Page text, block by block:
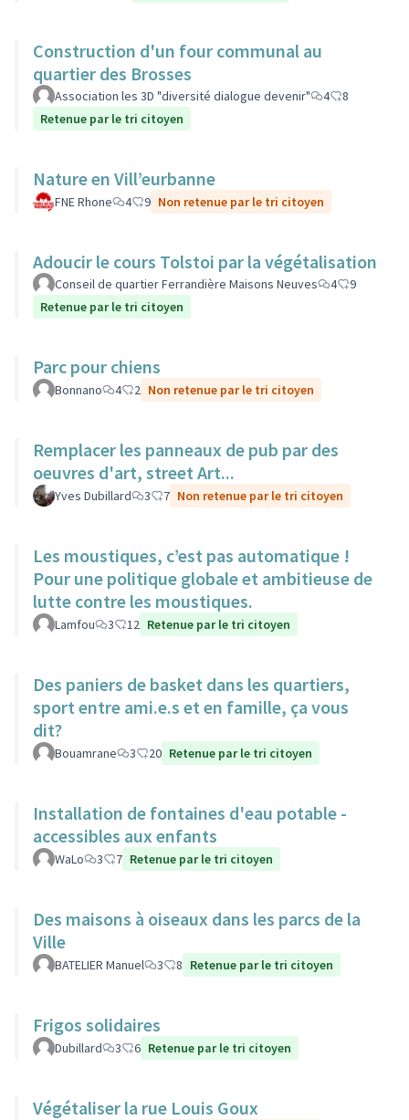
Construction d'un four communal au
quartier des Brosses
Association les 3D "diversité dialogue devenir" 4
8
Retenue par le tri citoyen
Nature en Vill’eurbanne
FNE Rhone 4 9 Non retenue par le tri citoyen
Adoucir le cours Tolstoi par la végétalisation
Conseil de quartier Ferrandière Maisons Neuves 4
9
Retenue par le tri citoyen
Parc pour chiens
Bonnano 4 2 Non retenue par le tri citoyen
Remplacer les panneaux de pub par des
oeuvres d'art, street Art...
Yves Dubillard 3 7 Non retenue par le tri citoyen
Les moustiques, c’est pas automatique !
Pour une politique globale et ambitieuse de
lutte contre les moustiques.
Lamfou 3 12 Retenue par le tri citoyen
Des paniers de basket dans les quartiers,
sport entre ami.e.s et en famille, ça vous
dit?
Bouamrane 3 20 Retenue par le tri citoyen
Installation de fontaines d'eau potable -
accessibles aux enfants
WaLo 3 7 Retenue par le tri citoyen
Des maisons à oiseaux dans les parcs de la
Ville
BATELIER Manuel 3 8 Retenue par le tri citoyen
Frigos solidaires
Dubillard 3 6 Retenue par le tri citoyen
Végétaliser la rue Louis Goux